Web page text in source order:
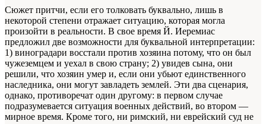
Сюжет притчи, если его толковать буквально, лишь в
некоторой степени отражает ситуацию, которая могла
произойти в реальности. В свое время Й. Иеремиас
предложил две возможности для буквальной интерпретации:
1) виноградари восстали против хозяина потому, что он был
чужеземцем и уехал в свою страну; 2) увидев сына, они
решили, что хозяин умер и, если они убьют единственного
наследника, они могут завладеть землей. Эти два сценария,
однако, противоречат один другому: в первом случае
подразумевается ситуация военных действий, во втором —
мирное время. Кроме того, ни римский, ни еврейский суд не